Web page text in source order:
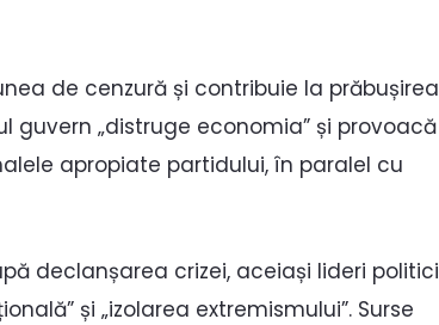
de cenzură și contribuie la prăbușirea
„distruge economia” și provoacă
apropiate partidului, în paralel cu
declanșarea crizei, aceiași lideri politici
și „izolarea extremismului”. Surse